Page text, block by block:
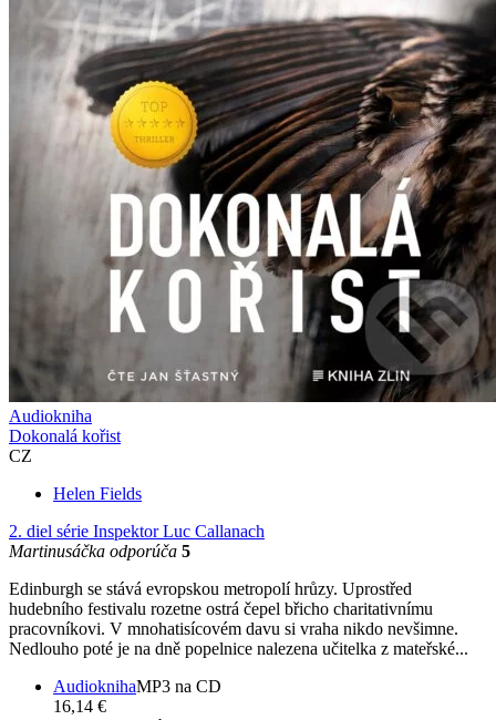
Audiokniha
Dokonalá kořist
CZ
Helen Fields
2. diel série Inspektor Luc Callanach
Martinusáčka odporúča 5
Edinburgh se stává evropskou metropolí hrůzy. Uprostřed
hudebního festivalu rozetne ostrá čepel břicho charitativnímu
pracovníkovi. V mnohatisícovém davu si vraha nikdo nevšimne.
Nedlouho poté je na dně popelnice nalezena učitelka z mateřské...
AudioknihaMP3 na CD
16,14 €